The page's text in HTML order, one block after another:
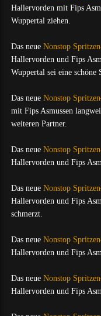
Hallervorden mit Fips
Wuppertal ziehen.
Das neue Nonstop Spritzen
Hallervorden und Fips
Wuppertal sei eine schöne
Das neue Nonstop Spritzen
mit Fips Asmussen
weiteren Partner.
Das neue Nonstop Spritzen
Hallervorden und Fips
Das neue Nonstop Spritzen
Hallervorden und Fips
schmerzt.
Das neue Nonstop Spritzen
Hallervorden und Fips
Das neue Nonstop Spritzen
Hallervorden und Fips